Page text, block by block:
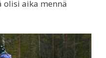
olisi aika mennä